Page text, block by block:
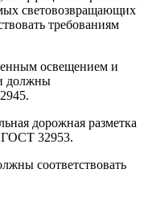
световозвращающих
требованиям
освещением и
должны
дорожная разметка
ГОСТ 32953.
соответствовать